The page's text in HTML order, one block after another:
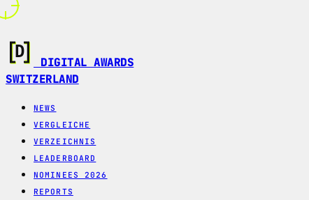
DIGITAL AWARDS
SWITZERLAND
NEWS
VERGLEICHE
VERZEICHNIS
LEADERBOARD
NOMINEES 2026
REPORTS